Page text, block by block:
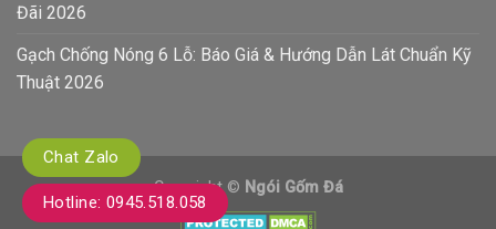
Đãi 2026
Gạch Chống Nóng 6 Lỗ: Báo Giá & Hướng Dẫn Lát Chuẩn Kỹ
Thuật 2026
Copyright © Ngói Gốm Đá
Chat Zalo
Hotline: 0945.518.058